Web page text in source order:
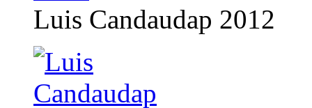
Luis Candaudap 2012